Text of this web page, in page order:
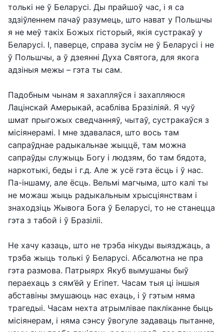
толькі не ў Беларусі. Ды прайшоў час, і я са
здзіўленнем пачаў разумець, што нават у Польшчы
я не меў такіх Божых гісторый, якія сустракаў у
Беларусі. І, паверце, справа зусім не ў Беларусі і не
ў Польшчы, а ў дзеянні Духа Святога, для якога
адзіныя межы – гэта ты сам.
Падобным чынам я захапляўся і захапляюся
Лацінскай Амерыкай, асабліва Бразіліяй. Я чуў
шмат прыгожых сведчанняў, чытаў, сустракаўся з
місіянерамі. І мне здавалася, што вось там
сапраўднае радыкальнае жыццё, там можна
сапраўды служыць Богу і людзям, бо там бядота,
наркотыкі, беды і г.д. Але ж усё гэта ёсць і ў нас.
Па-іншаму, але ёсць. Вельмі магчыма, што калі ты
не можаш жыць радыкальным хрысціянствам і
знаходзіць Жывога Бога ў Беларусі, то не станецца
гэта з табой і ў Бразіліі.
Не хачу казаць, што не трэба нікуды выязджаць, а
трэба жыць толькі ў Беларусі. Абсалютна не пра
гэта размова. Патрыярх Якуб вымушаны быў
пераехаць з сям’ёй у Егіпет. Часам тыя ці іншыя
абставіны змушаюць нас ехаць, і ў гэтым няма
трагедыі. Часам нехта атрымлівае пакліканне быць
місіянерам, і няма сэнсу ўвогуле задаваць пытанне,